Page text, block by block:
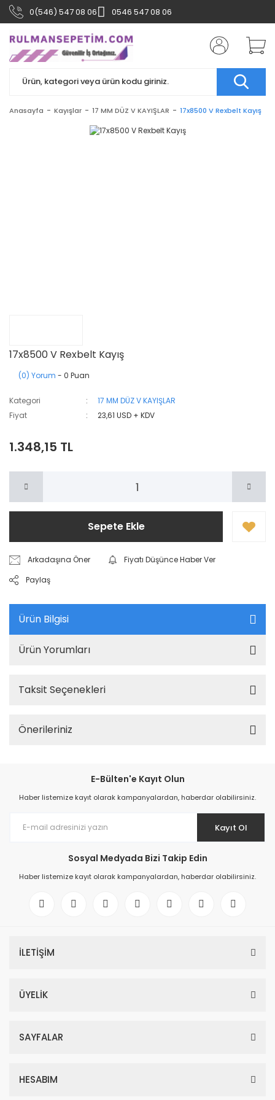
0(546) 547 08 06 0546 547 08 06
Anasayfa Kayışlar 17 MM DÜZ V KAYIŞLAR 17x8500 V Rexbelt Kayış
17x8500 V Rexbelt Kayış
(0) Yorum - 0 Puan
Kategori
17 MM DÜZ V KAYIŞLAR
Fiyat
23,61 USD + KDV
1.348,15 TL
Sepete Ekle
Arkadaşına Öner
Fiyatı Düşünce Haber Ver
Paylaş
Ürün Bilgisi
Ürün Yorumları
Taksit Seçenekleri
Önerileriniz
E-Bülten'e Kayıt Olun
Haber listemize kayıt olarak kampanyalardan, haberdar olabilirsiniz.
Kayıt Ol
Sosyal Medyada Bizi Takip Edin
Haber listemize kayıt olarak kampanyalardan, haberdar olabilirsiniz.
İLETİŞİM
ÜYELİK
SAYFALAR
HESABIM